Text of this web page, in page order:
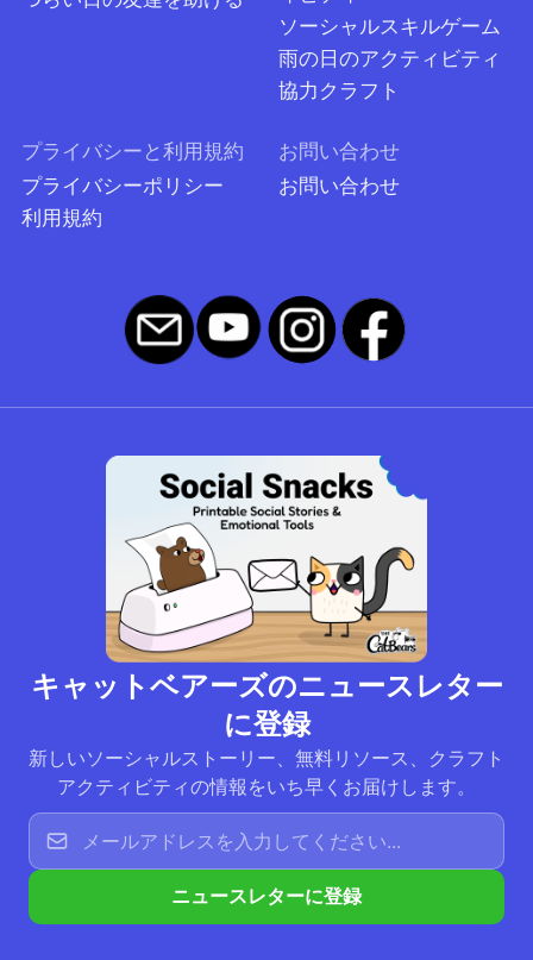
ソーシャルスキルゲーム
雨の日のアクティビティ
協力クラフト
プライバシーと利用規約
プライバシーポリシー
利用規約
お問い合わせ
お問い合わせ
キャットベアーズのニュースレター
に登録
新しいソーシャルストーリー、無料リソース、クラフト
アクティビティの情報をいち早くお届けします。
ニュースレターに登録